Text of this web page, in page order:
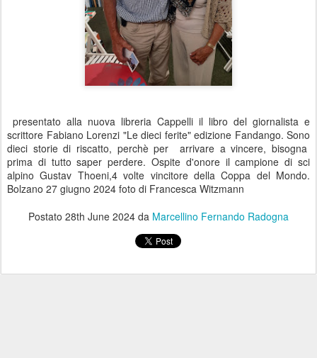
presentato alla nuova libreria Cappelli il libro del giornalista e
scrittore Fabiano Lorenzi "Le dieci ferite" edizione Fandango. Sono
dieci storie di riscatto, perchè per arrivare a vincere, bisogna
prima di tutto saper perdere. Ospite d'onore il campione di sci
alpino Gustav Thoeni,4 volte vincitore della Coppa del Mondo.
Bolzano 27 giugno 2024 foto di Francesca Witzmann
Postato 28th June 2024 da Marcellino Fernando Radogna